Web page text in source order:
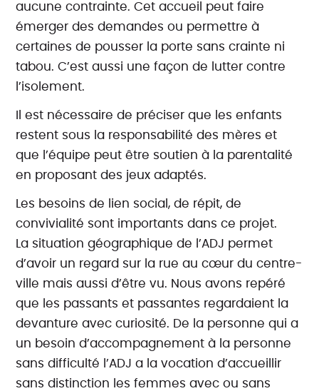
aucune contrainte. Cet accueil peut faire
émerger des demandes ou permettre à
certaines de pousser la porte sans crainte ni
tabou. C’est aussi une façon de lutter contre
l’isolement.
Il est nécessaire de préciser que les enfants
restent sous la responsabilité des mères et
que l’équipe peut être soutien à la parentalité
en proposant des jeux adaptés.
Les besoins de lien social, de répit, de
convivialité sont importants dans ce projet.
La situation géographique de l’ADJ permet
d’avoir un regard sur la rue au cœur du centre-
ville mais aussi d’être vu. Nous avons repéré
que les passants et passantes regardaient la
devanture avec curiosité. De la personne qui a
un besoin d’accompagnement à la personne
sans difficulté l’ADJ a la vocation d’accueillir
sans distinction les femmes avec ou sans